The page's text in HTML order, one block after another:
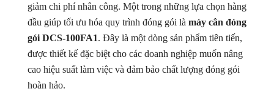
giảm chi phí nhân công. Một trong những lựa chọn hàng
đầu giúp tối ưu hóa quy trình đóng gói là máy cân đóng
gói DCS-100FA1. Đây là một dòng sản phẩm tiên tiến,
được thiết kế đặc biệt cho các doanh nghiệp muốn nâng
cao hiệu suất làm việc và đảm bảo chất lượng đóng gói
hoàn hảo.